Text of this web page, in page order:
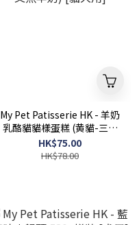
My Pet Patisserie HK - 羊奶
乳酪貓貓樣蛋糕 (黄貓-三文
魚羊奶) [貓犬用]
HK$75.00
HK$78.00